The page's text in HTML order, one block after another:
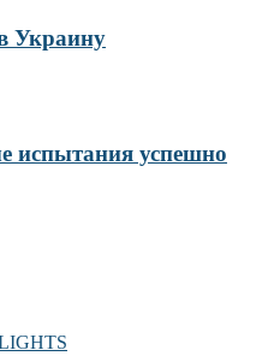
Украину
испытания успешно